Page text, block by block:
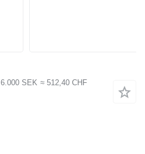
6.000 SEK ≈ 512,40 CHF